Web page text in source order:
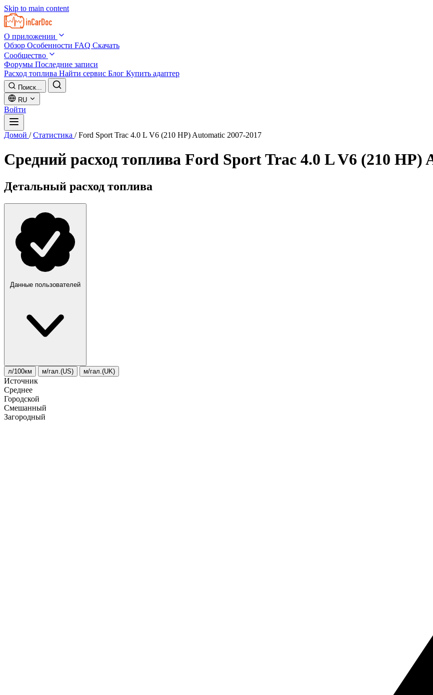
Skip to main content
О приложении
Обзор Особенности FAQ Скачать
Сообщество
Форумы Последние записи
Расход топлива Найти сервис Блог Купить адаптер
Поиск...
RU
Войти
Домой / Статистика / Ford Sport Trac 4.0 L V6 (210 HP) Automatic 2007-2017
Средний расход топлива Ford Sport Trac 4.0 L V6 (210 HP)
Детальный расход топлива
Данные пользователей
л/100км м/гал.(US) м/гал.(UK)
Источник
Среднее
Городской
Смешанный
Загородный